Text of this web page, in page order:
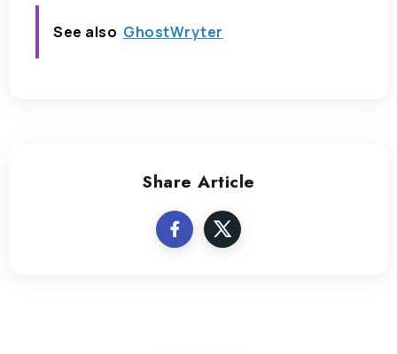
See also GhostWryter
Share Article